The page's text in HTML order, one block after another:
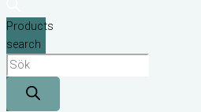
Products
search